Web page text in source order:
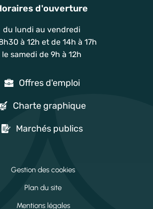
d'ouverture
du lundi au vendredi
à 12h et de 14h à 17h
le samedi de 9h à 12h
Offres d'emploi
Charte graphique
Marchés publics
Gestion des cookies
Plan du site
Mentions légales